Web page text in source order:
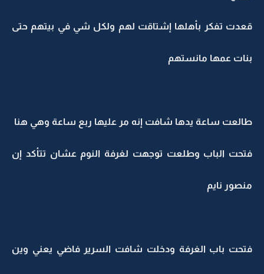
قعدت تفكر بأهلها إشتاقت لهم ولكل شي في بيتهم حتى
بنات عمها مانستهم
طالعت ساعة يدها شافت إنه مر عليها ربع ساعة وهي هنا
فتحت الباب وطلعت توجهت لغرفة النوم عشان تتأكد إن
منصور نايم
فتحت باب الغرفة ودخلت شافت السرير فاضي يعني وين